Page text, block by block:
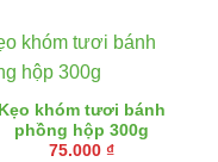
được
chọn
trên
trang
sản
Kẹo khóm tươi bánh
phồng hộp 300g
75.000 ₫